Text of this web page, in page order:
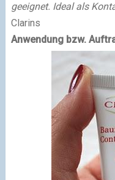
geeignet. Ideal als
Clarins
Anwendung bzw.